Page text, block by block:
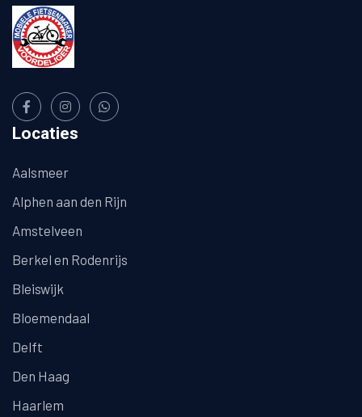
Locaties
Aalsmeer
Alphen aan den Rijn
Amstelveen
Berkel en Rodenrijs
Bleiswijk
Bloemendaal
Delft
Den Haag
Haarlem